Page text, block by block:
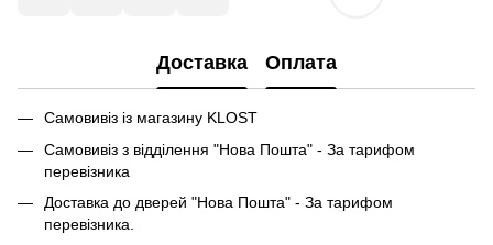
Доставка Оплата
Самовивіз із магазину KLOST
Самовивіз з відділення "Нова Пошта" - За тарифом
перевізника
Доставка до дверей "Нова Пошта" - За тарифом
перевізника.